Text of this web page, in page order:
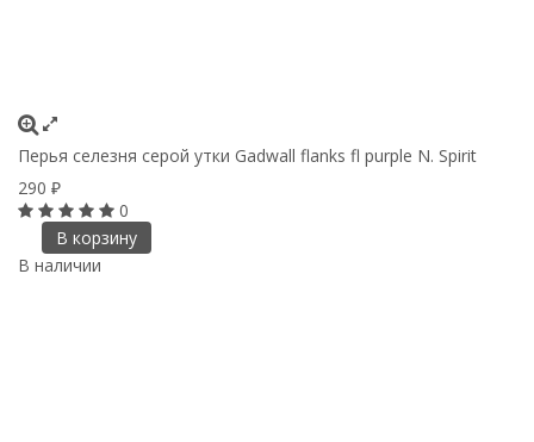
Перья селезня серой утки Gadwall flanks fl purple N. Spirit
290 ₽
0
В корзину
В наличии